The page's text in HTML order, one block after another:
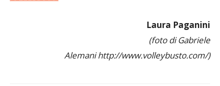
(foto di Gabriele
Alemani http://www.volleybusto.com/)